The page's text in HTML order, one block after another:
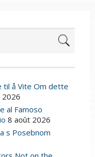
til å Vite Om dette
2026
al Famoso
8 août 2026
s Posebnom